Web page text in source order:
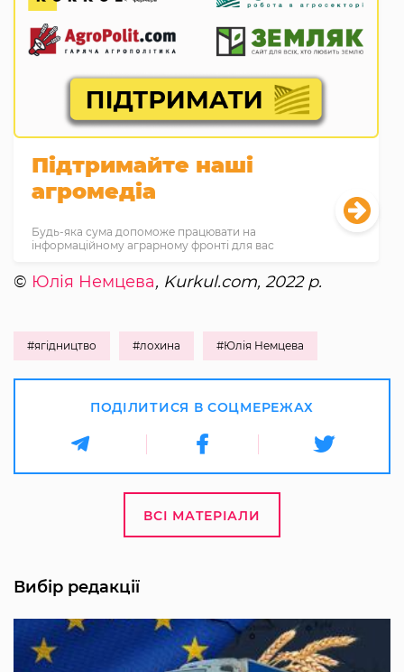
Підтримайте наші
агромедіа
Будь-яка сума допоможе працювати на
інформаційному аграрному фронті для вас
© Юлія Немцева, Kurkul.com, 2022 р.
#ягідництво #лохина #Юлія Немцева
ПОДІЛИТИСЯ В СОЦМЕРЕЖАХ
ВСІ МАТЕРІАЛИ
Вибір редакції